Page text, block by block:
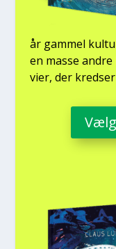
år gam­mel
en mas­se
vi­er, der